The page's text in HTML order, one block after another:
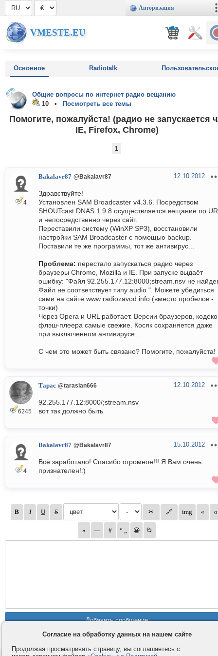
Авторизация
VMESTE.EU
Основное Radiotalk
Общие вопросы по интернет радио вещанию
10 •
Посмотреть все темы
Помогите, пожалуйста! (радио не запускается
IE, Firefox, Chrome)
1
4
Bakalavr87 @Bakalavr87 12.10.2012
Здравствуйте!
Установлен SAM Broadcaster v4.3.6. Посредством
SHOUTcast DNAS 1.9.8 осуществляется вещание по
и непосредственно через сайт.
Переставили систему (WinXP SP3), восстановили
настройки SAM Broadcaster с помощью backup.
Поставили те же программы, тот же антивирус...
Проблема: перестало запускаться радио через
браузеры Chrome, Mozilla и IE. При запуске выдаёт
ошибку: "Файл 92.255.177.12:8000;stream.nsv не
Файл не соответствует типу audio ". Можете убедиться
сами на сайте www radiozavod info (вместо пробелов -
точки)
Через Opera и URL работает. Версии браузеров,
флэш-плеера самые свежие. Косяк сохраняется даже
при выключенном антивирусе...
С чем это может быть связано? Помогите, пожалуйста!
6245
Тарас @tarasian666 12.10.2012
92.255.177.12:8000/;stream.nsv
вот так должно быть
4
Bakalavr87 @Bakalavr87 15.10.2012
Всё заработало! Спасибо огромное!!! Я Вам очень
признателен!:)
Согласие на обработку данных на нашем сайте
Продолжая просматривать страницу, вы соглашаетесь с